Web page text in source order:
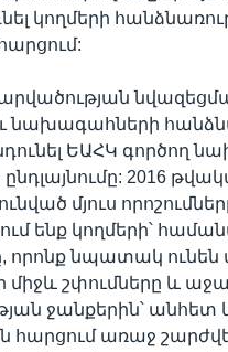
կողմերի
նախագահների
ԵԱՀԿ գործող
2016
մյուս
ենք կողմերի՝
նպատակ ունեն
միջև շփումները և
ջանքերին՝
առաջ